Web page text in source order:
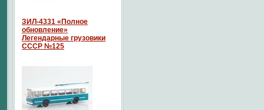
ЗИЛ-4331 «Полное
обновление»
Легендарные грузовики
СССР №125